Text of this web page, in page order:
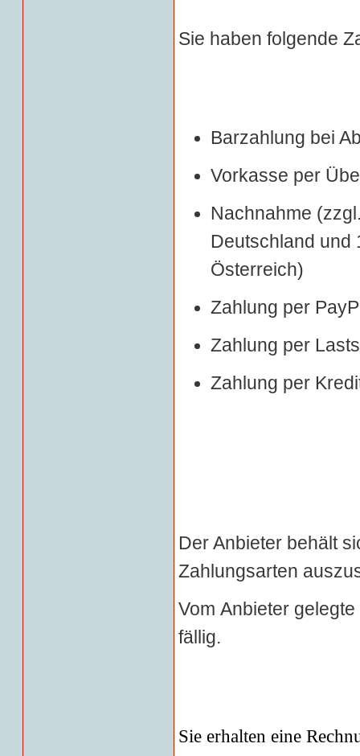
Sie haben folgende
Barzahlung bei
Vorkasse per
Nachnahme
Deutschland und
Österreich)
Zahlung per
Zahlung per
Zahlung per
Der Anbieter behält
Zahlungsarten
Vom Anbieter
fällig.
Sie erhalten eine